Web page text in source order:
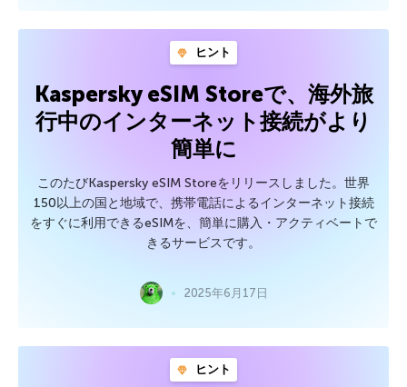
ヒント
Kaspersky eSIM Storeで、海外旅
行中のインターネット接続がより
簡単に
このたびKaspersky eSIM Storeをリリースしました。世界
150以上の国と地域で、携帯電話によるインターネット接続
をすぐに利用できるeSIMを、簡単に購入・アクティベートで
きるサービスです。
2025年6月17日
ヒント